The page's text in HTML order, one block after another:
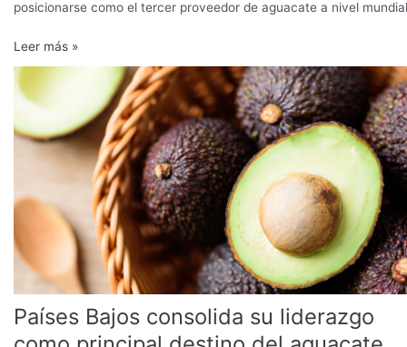
posicionarse como el tercer proveedor de aguacate a nivel
Leer más »
Países Bajos consolida su liderazgo
Países
Bajos
su
liderazgo
principal
del
aguacate
Hass
colombiano